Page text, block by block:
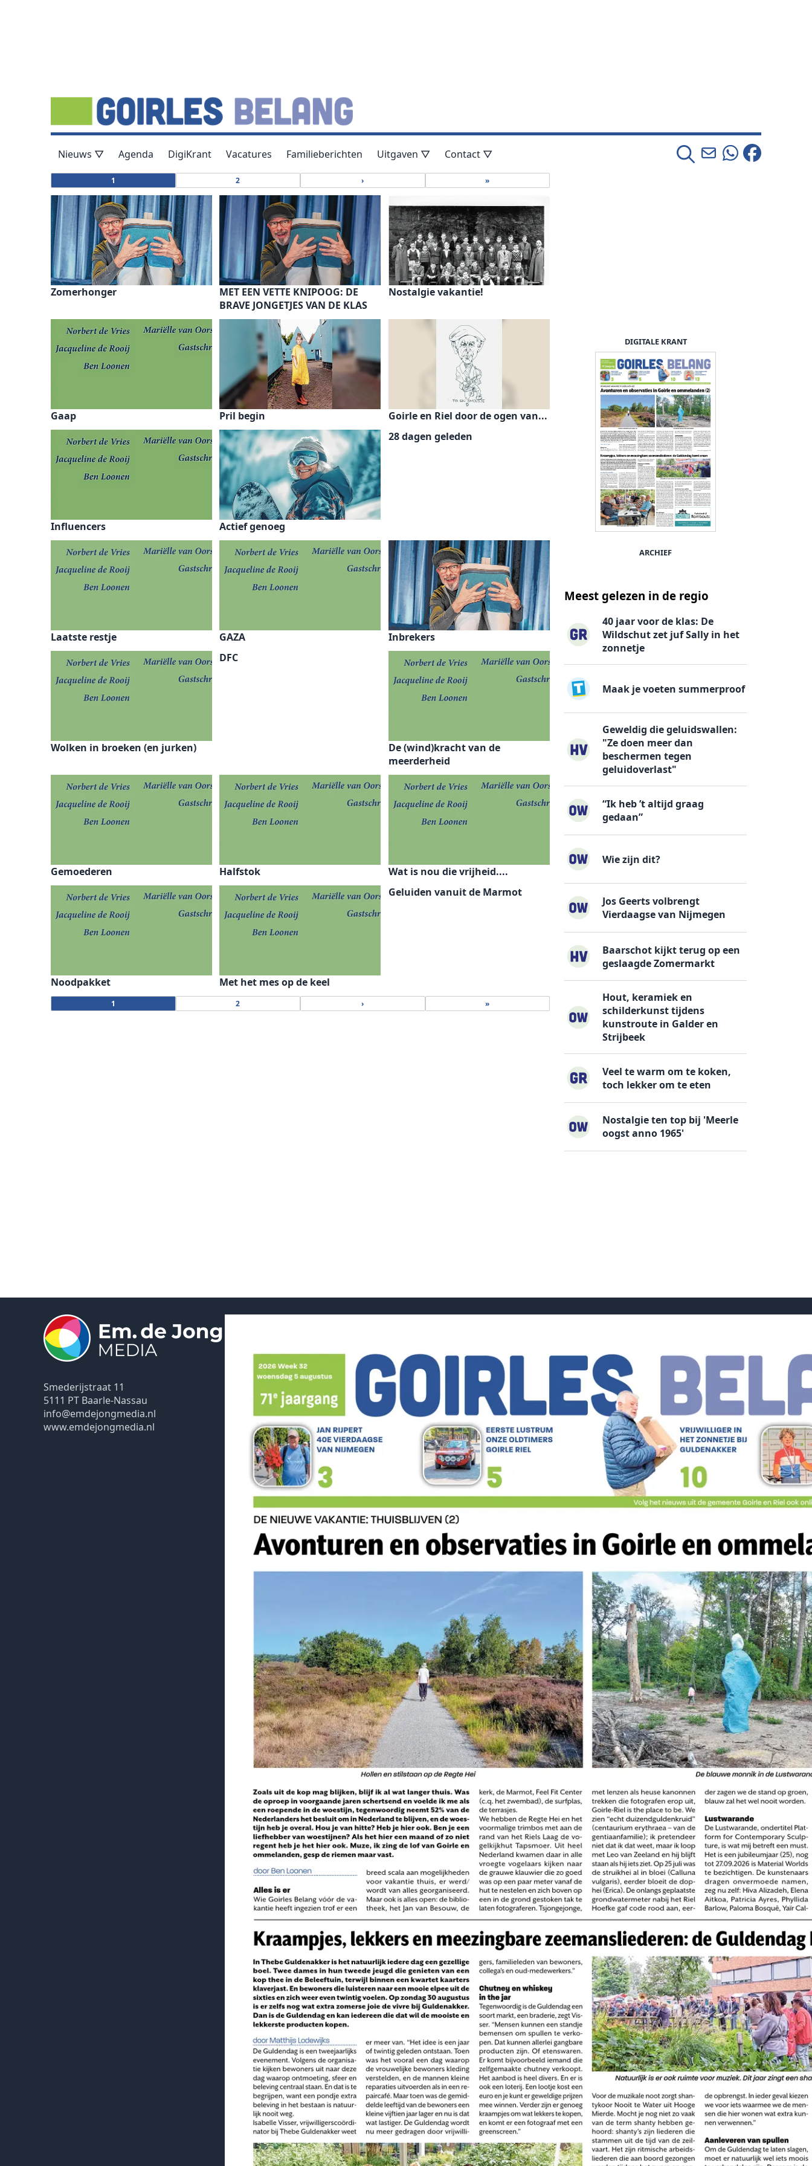
Nieuws ▽ Agenda DigiKrant Vacatures Familieberichten Uitgaven ▽ Contact ▽
1 2 › »
Zomerhonger
MET EEN VETTE KNIPOOG: DE
BRAVE JONGETJES VAN DE KLAS
Nostalgie vakantie!
Gaap Pril begin Goirle en Riel door de ogen van...
Influencers Actief genoeg
28 dagen geleden
Laatste restje GAZA Inbrekers
Wolken in broeken (en jurken)
DFC
De (wind)kracht van de
meerderheid
Gemoederen Halfstok Wat is nou die vrijheid....
Noodpakket Met het mes op de keel
Geluiden vanuit de Marmot
1 2 › »
DIGITALE KRANT
ARCHIEF
Meest gelezen in de regio
40 jaar voor de klas: De
Wildschut zet juf Sally in het
zonnetje
Maak je voeten summerproof
Geweldig die geluidswallen:
"Ze doen meer dan
beschermen tegen
geluidoverlast"
“Ik heb ’t altijd graag
gedaan”
Wie zijn dit?
Jos Geerts volbrengt
Vierdaagse van Nijmegen
Baarschot kijkt terug op een
geslaagde Zomermarkt
Hout, keramiek en
schilderkunst tijdens
kunstroute in Galder en
Strijbeek
Veel te warm om te koken,
toch lekker om te eten
Nostalgie ten top bij 'Meerle
oogst anno 1965'
Smederijstraat 11
5111 PT Baarle-Nassau
info@emdejongmedia.nl
www.emdejongmedia.nl